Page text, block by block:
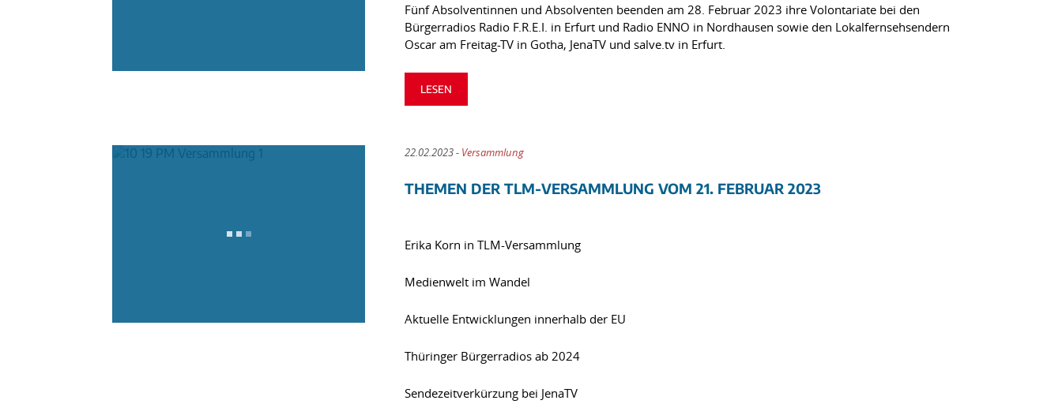
Fünf Absolventinnen und Absolventen beenden am 28. Februar 2023 ihre Volontariate bei den
Bürgerradios Radio F.R.E.I. in Erfurt und Radio ENNO in Nordhausen sowie den Lokalfernsehsendern
Oscar am Freitag-TV in Gotha, JenaTV und salve.tv in Erfurt.
LESEN
22.02.2023 - Versammlung
THEMEN DER TLM-VERSAMMLUNG VOM 21. FEBRUAR 2023
Erika Korn in TLM-Versammlung
Medienwelt im Wandel
Aktuelle Entwicklungen innerhalb der EU
Thüringer Bürgerradios ab 2024
Sendezeitverkürzung bei JenaTV